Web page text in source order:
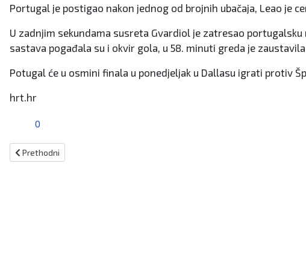
Portugal je postigao nakon jednog od brojnih ubačaja, Leao je
U zadnjim sekundama susreta Gvardiol je zatresao
sastava pogađala su i okvir gola, u 58. minuti greda je
Potugal će u osmini finala u ponedjeljak u Dallasu igrati protiv
hrt.hr
0
Prethodni članak: Modrić: Nije bio jedanaesterac, nije bilo zaleđe, VAR je
Prethodni